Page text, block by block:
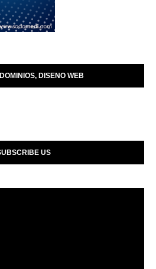
DISENO WEB
US